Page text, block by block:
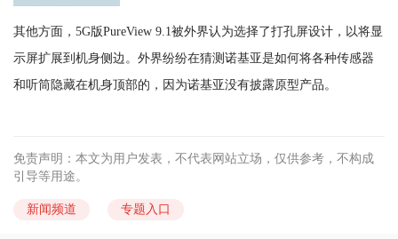
其他方面，5G版PureView 9.1被外界认为选择了打孔屏设计，以将显
示屏扩展到机身侧边。外界纷纷在猜测诺基亚是如何将各种传感器
和听筒隐藏在机身顶部的，因为诺基亚没有披露原型产品。
免责声明：本文为用户发表，不代表网站立场，仅供参考，不构成
引导等用途。
新闻频道 专题入口